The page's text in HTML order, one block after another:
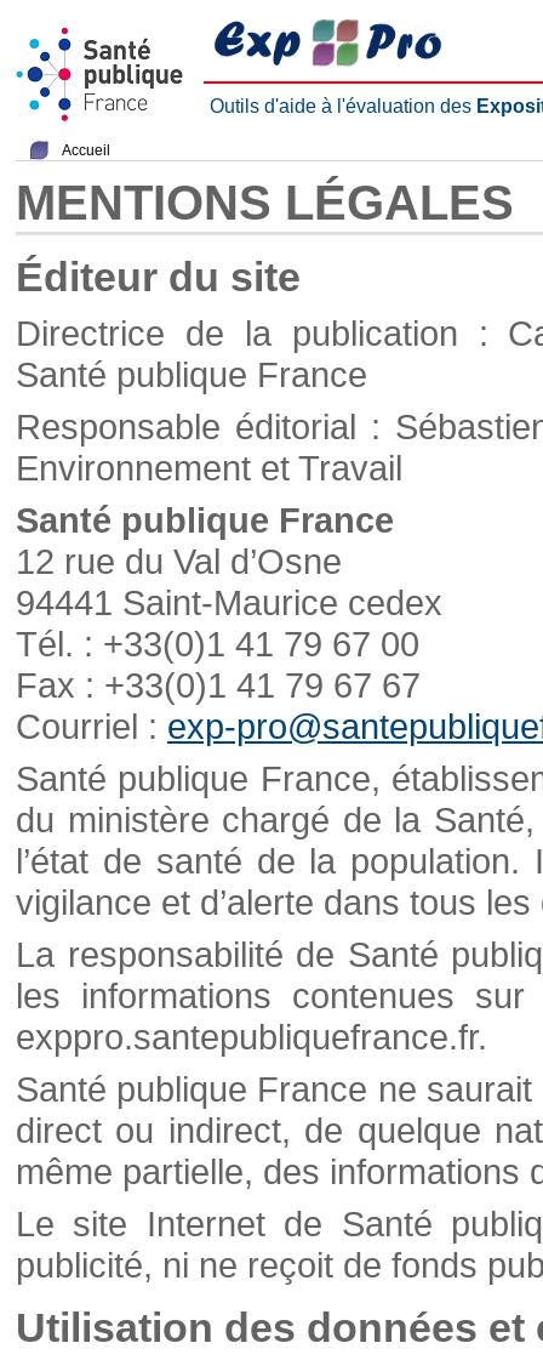
Outils d'aide à l'évaluation des
Accueil
MENTIONS LÉGALES
Éditeur du site
Directrice de la publication :
Santé publique France
Responsable éditorial :
Environnement et Travail
Santé publique France
12 rue du Val d’Osne
94441 Saint-Maurice cedex
Tél. : +33(0)1 41 79 67 00
Fax : +33(0)1 41 79 67 67
Courriel : exp-
Santé publique France,
du ministère chargé de la
l’état de santé de la
vigilance et d’alerte dans tous
La responsabilité de Santé
les informations contenues
exppro.santepubliquefrance.fr.
Santé publique France ne
direct ou indirect, de quelque
même partielle, des informations
Le site Internet de Santé
publicité, ni ne reçoit de fonds
Utilisation des données et